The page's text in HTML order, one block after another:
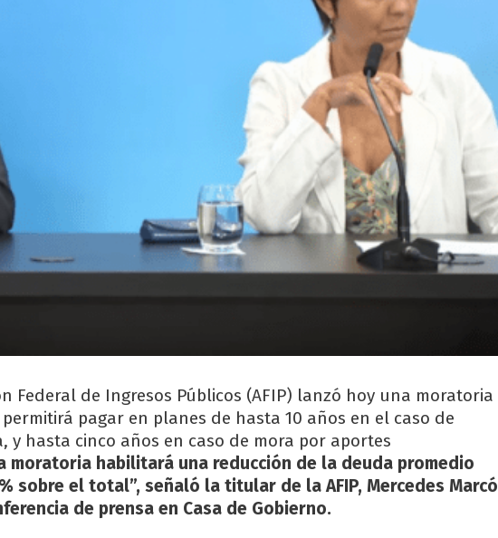
Federal de Ingresos Públicos (AFIP) lanzó hoy una moratoria
pagar en planes de hasta 10 años en el caso de
y hasta cinco años en caso de mora por aportes
moratoria habilitará una reducción de la deuda promedio
sobre el total”, señaló la titular de la AFIP, Mercedes Marcó
de prensa en Casa de Gobierno.